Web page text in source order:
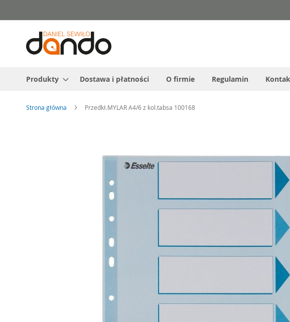
do
treści
Produkty Dostawa i płatności O firmie Regulamin
Strona główna Przedkł.MYLAR A4/6 z kol.tabsa 100168